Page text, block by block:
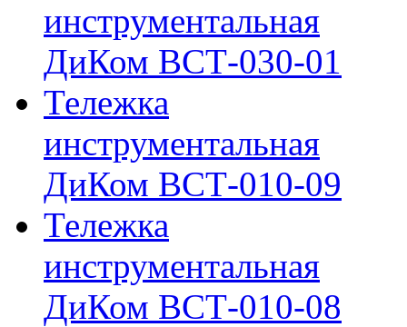
инструментальная
ДиКом ВСТ-030-01
Тележка
инструментальная
ДиКом ВСТ-010-09
Тележка
инструментальная
ДиКом ВСТ-010-08